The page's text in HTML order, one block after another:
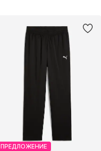
ПРЕДЛОЖЕНИЕ